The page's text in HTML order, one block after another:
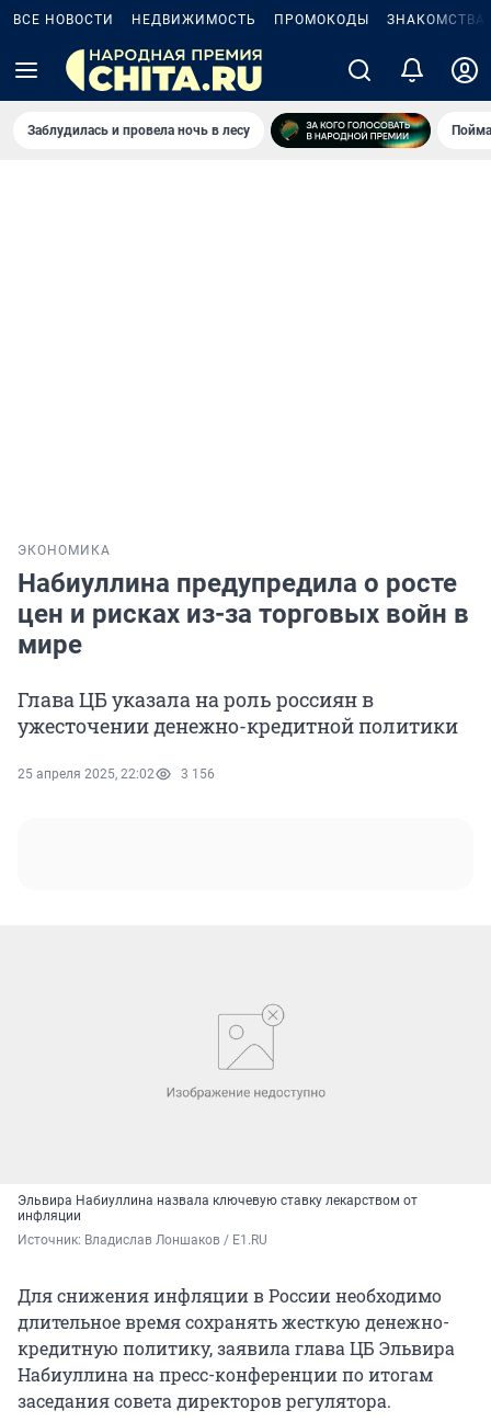
ВСЕ НОВОСТИ НЕДВИЖИМОСТЬ ПРОМОКОДЫ ЗНАКОМСТВА
Заблудилась и провела ночь в лесу
ЭКОНОМИКА
Набиуллина предупредила о росте
цен и рисках из-за торговых войн в
мире
Глава ЦБ указала на роль россиян в
ужесточении денежно-кредитной политики
25 апреля 2025, 22:02 3 156
Эльвира Набиуллина назвала ключевую ставку лекарством от
инфляции
Источник: Владислав Лоншаков / E1.RU
Для снижения инфляции в России необходимо
длительное время сохранять жесткую денежно-
кредитную политику, заявила глава ЦБ Эльвира
Набиуллина на пресс-конференции по итогам
заседания совета директоров регулятора.